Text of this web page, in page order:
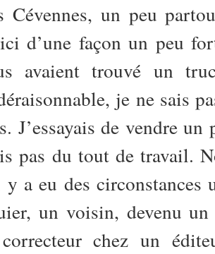
Cévennes, un peu
d’une façon un peu
avaient trouvé un
je ne sais
J’essayais de vendre
pas du tout de travail.
a eu des circonstances
un voisin, devenu
chez un